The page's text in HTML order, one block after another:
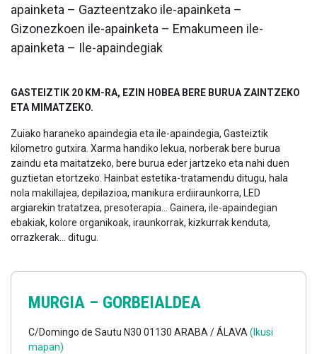
apainketa – Gazteentzako ile-apainketa –
Gizonezkoen ile-apainketa – Emakumeen ile-
apainketa – Ile-apaindegiak
GASTEIZTIK 20 KM-RA, EZIN HOBEA BERE BURUA ZAINTZEKO
ETA MIMATZEKO.
Zuiako haraneko apaindegia eta ile-apaindegia, Gasteiztik
kilometro gutxira. Xarma handiko lekua, norberak bere burua
zaindu eta maitatzeko, bere burua eder jartzeko eta nahi duen
guztietan etortzeko. Hainbat estetika-tratamendu ditugu, hala
nola makillajea, depilazioa, manikura erdiiraunkorra, LED
argiarekin tratatzea, presoterapia... Gainera, ile-apaindegian
ebakiak, kolore organikoak, iraunkorrak, kizkurrak kenduta,
orrazkerak... ditugu.
MURGIA – GORBEIALDEA
C/Domingo de Sautu N30 01130 ARABA / ÁLAVA(Ikusi
mapan)